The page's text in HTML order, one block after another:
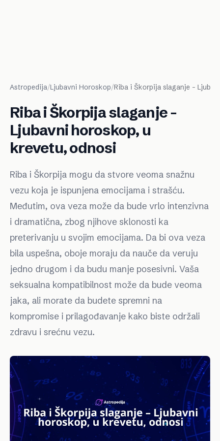
Astropedija/Ljubavni Horoskop/Riba i Škorpija slaganje –
Riba i Škorpija slaganje –
Ljubavni horoskop, u
krevetu, odnosi
Riba i Škorpija mogu da stvore veoma snažnu
vezu koja je ispunjena emocijama i strašću.
Međutim, ova veza može da bude vrlo intenzivna
i dramatična, zbog njihove sklonosti ka
preterivanju u svojim emocijama. Da bi ova veza
bila uspešna, oboje moraju da nauče da veruju
jedno drugom i da budu manje posesivni. Vaša
seksualna kompatibilnost može da bude veoma
jaka, ali morate da budete spremni na
kompromise i prilagođavanje kako biste održali
zdravu i srećnu vezu.